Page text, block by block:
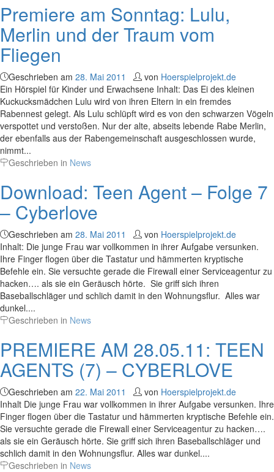
Premiere am Sonntag: Lulu,
Merlin und der Traum vom
Fliegen
Geschrieben am 28. Mai 2011 von Hoerspielprojekt.de
Ein Hörspiel für Kinder und Erwachsene Inhalt: Das Ei des kleinen
Kuckucksmädchen Lulu wird von ihren Eltern in ein fremdes
Rabennest gelegt. Als Lulu schlüpft wird es von den schwarzen Vögeln
verspottet und verstoßen. Nur der alte, abseits lebende Rabe Merlin,
der ebenfalls aus der Rabengemeinschaft ausgeschlossen wurde,
nimmt...
Geschrieben in News
Download: Teen Agent – Folge 7
– Cyberlove
Geschrieben am 28. Mai 2011 von Hoerspielprojekt.de
Inhalt: Die junge Frau war vollkommen in ihrer Aufgabe versunken.
Ihre Finger flogen über die Tastatur und hämmerten kryptische
Befehle ein. Sie versuchte gerade die Firewall einer Serviceagentur zu
hacken…. als sie ein Geräusch hörte. Sie griff sich ihren
Baseballschläger und schlich damit in den Wohnungsflur. Alles war
dunkel....
Geschrieben in News
PREMIERE AM 28.05.11: TEEN
AGENTS (7) – CYBERLOVE
Geschrieben am 22. Mai 2011 von Hoerspielprojekt.de
Inhalt Die junge Frau war vollkommen in ihrer Aufgabe versunken. Ihre
Finger flogen über die Tastatur und hämmerten kryptische Befehle ein.
Sie versuchte gerade die Firewall einer Serviceagentur zu hacken….
als sie ein Geräusch hörte. Sie griff sich ihren Baseballschläger und
schlich damit in den Wohnungsflur. Alles war dunkel....
Geschrieben in News